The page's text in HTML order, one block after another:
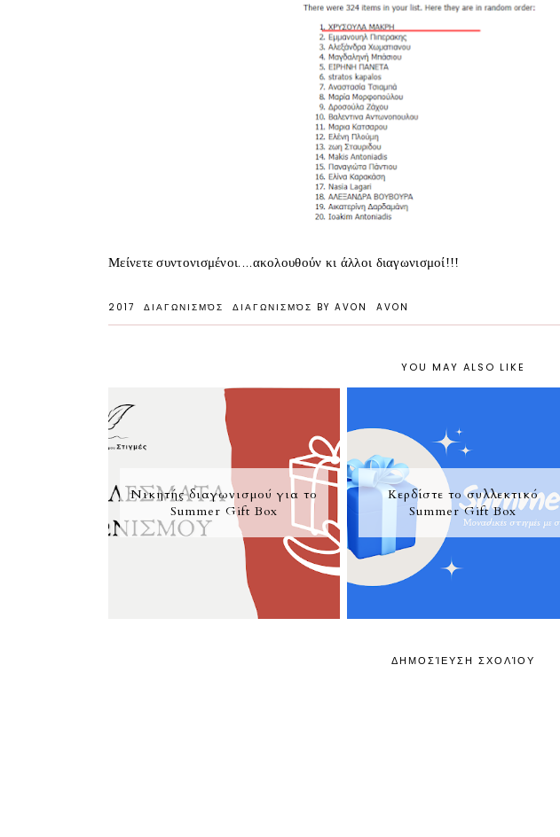
Μείνετε συντονισμένοι....ακολουθούν κι άλλοι διαγωνισμοί!!!
2017 ΔΙΑΓΩΝΙΣΜΌΣ ΔΙΑΓΩΝΙΣΜΌΣ BY AVON AVON
YOU MAY ALSO LIKE
Νικητής διαγωνισμού για το
Summer Gift Box
Κερδίστε το συλλεκτικό
Summer Gift Box
ΔΗΜΟΣΊΕΥΣΗ ΣΧΟΛΊΟΥ